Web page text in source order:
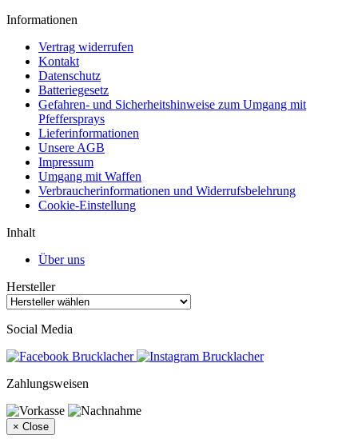
Informationen
Vertrag widerrufen
Kontakt
Datenschutz
Batteriegesetz
Gefahren- und Sicherheitshinweise zum Umgang mit
Pfeffersprays
Lieferinformationen
Unsere AGB
Impressum
Umgang mit Waffen
Verbraucherinformationen und Widerrufsbelehrung
Cookie-Einstellung
Inhalt
Über uns
Hersteller
Social Media
Zahlungsweisen
× Close